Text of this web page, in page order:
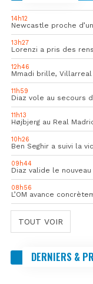
14h12
Newcastle proche
13h27
Lorenzi a pris des
12h46
Mmadi brille,
11h59
Diaz vole au secours
11h13
Højbjerg au Real
10h26
Ben Seghir a suivi la
09h44
Diaz valide le
08h56
L’OM avance
TOUT VOIR
DERNIERS &